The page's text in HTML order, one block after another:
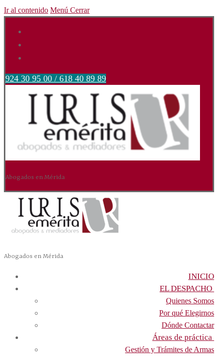
Ir al contenido Menú Cerrar
924 30 95 00 / 618 40 89 89
Abogados en Mérida
Abogados en Mérida
INICIO
EL DESPACHO
Quienes Somos
Por qué Elegirnos
Dónde Contactar
Áreas de práctica
Gestión y Trámites de Armas